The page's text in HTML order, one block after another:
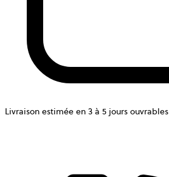
Livraison estimée en 3 à 5 jours ouvrables